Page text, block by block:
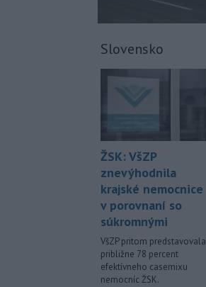
Slovensko
ŽSK: VšZP
znevýhodnila
krajské nemocnice
v porovnaní so
súkromnými
VšZP pritom predstavovala
približne 78 percent
efektívneho casemixu
nemocníc ŽSK.